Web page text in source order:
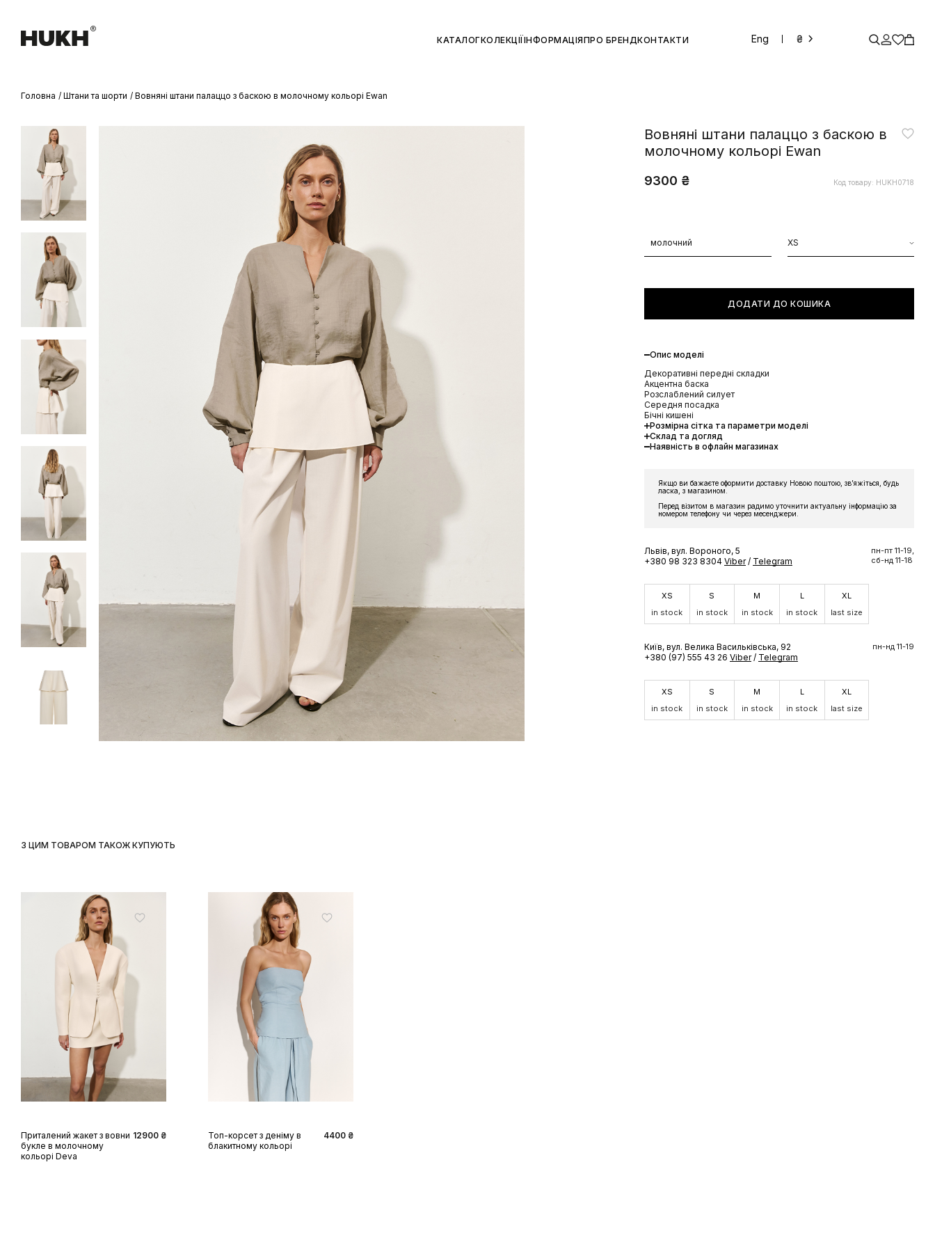
КАТАЛОГКОЛЕКЦІЇ ІНФОРМАЦІЯПРО БРЕНДКОНТАКТИ Eng ₴
Головна Штани та шорти Вовняні штани палаццо з баскою в молочному кольорі Ewan
Вовняні штани палаццо з баскою в
молочному кольорі Ewan
9300 ₴ Код товару: HUKH0718
молочний XS
ДОДАТИ ДО КОШИКА
Опис моделі
Декоративні передні складки
Акцентна баска
Розслаблений силует
Середня посадка
Бічні кишені
Розмірна сітка та параметри моделі
Склад та догляд
Наявність в офлайн магазинах
Якщо ви бажаєте оформити доставку Новою поштою, звʼяжіться, будь
ласка, з магазином.
Перед візитом в магазин радимо уточнити актуальну інформацію за
номером телефону чи через месенджери.
Львів, вул. Вороного, 5
+380 98 323 8304 Viber / Telegram
пн-пт 11-19,
сб-нд 11-18
XS
in stock
S
in stock
M
in stock
L
in stock
XL
last size
Київ, вул. Велика Васильківська, 92
+380 (97) 555 43 26 Viber / Telegram
пн-нд 11-19
XS
in stock
S
in stock
M
in stock
L
in stock
XL
last size
З ЦИМ ТОВАРОМ ТАКОЖ КУПУЮТЬ
XSSM LXL
Приталений жакет з вовни
букле в молочному
кольорі Deva
12900 ₴
M
Топ-корсет з деніму в
блакитному кольорі
4400 ₴